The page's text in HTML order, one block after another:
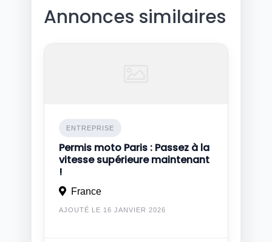
Annonces similaires
ENTREPRISE
Permis moto Paris : Passez à la
vitesse supérieure maintenant
!
France
AJOUTÉ LE 16 JANVIER 2026